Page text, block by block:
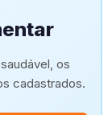
os
cadastrados.